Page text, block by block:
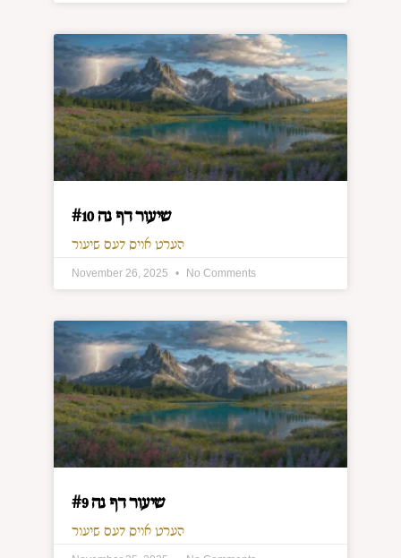
שיעור דף נה #10
הערט אויס דעם שיעור
November 26, 2025 No Comments
שיעור דף נה #9
הערט אויס דעם שיעור